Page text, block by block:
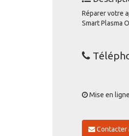
Réparer votre
Smart Plasma
Mise en
Contacter